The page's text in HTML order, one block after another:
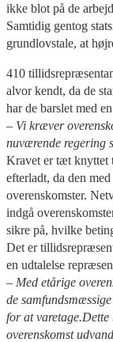
ikke blot på de
Samtidig gentog
grundlovstale, at
410
alvor kendt, da de
har de barslet med
– Vi kræver
nuværende regering
Kravet er tæt knyttet
efterladt, da den
overenskomster.
indgå
sikre på, hvilke
Det er
en udtalelse
– Med etårige
de
for at varetage.Dette
overenskomst